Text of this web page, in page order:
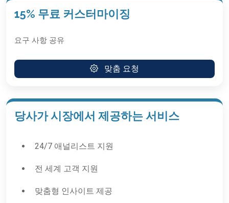
15% 무료 커스터마이징
요구 사항 공유
맞춤 요청
당사가 시장에서 제공하는 서비스
24/7 애널리스트 지원
전 세계 고객 지원
맞춤형 인사이트 제공